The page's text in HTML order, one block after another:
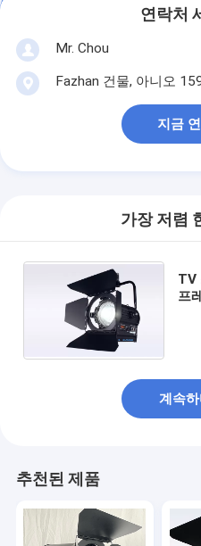
연락처
Mr. Chou
Fazhan 건물, 아니오
지금
가장 저렴
TV
프
계속
추천된 제품